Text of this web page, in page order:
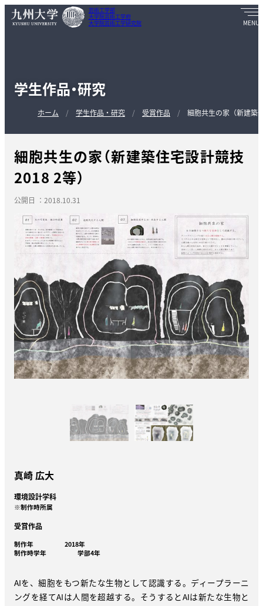
芸術工学部
大学院芸術工学府
大学院芸術工学研究院
学生作品・研究
ホーム 学生作品・研究 受賞作品 細胞共生の家（新建築
細胞共生の家（新建築住宅設計競技
2018 2等）
公開日 ：2018.10.31
真崎 広大
環境設計学科
※制作時所属
受賞作品
制作年
2018年
制作時学年
学部4年
AIを、細胞をもつ新たな生物として認識する。ディープラーニ
ングを経てAIは人間を超越する。そうするとAIは新たな生物と